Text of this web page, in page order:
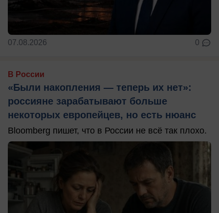
07.08.2026 0
В России
«Были накопления — теперь их нет»:
россияне зарабатывают больше
некоторых европейцев, но есть нюанс
Bloomberg пишет, что в России не всё так плохо.